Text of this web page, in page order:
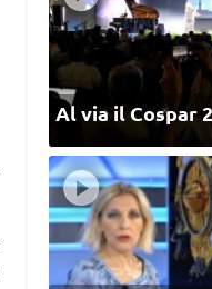
Al via il Cospar